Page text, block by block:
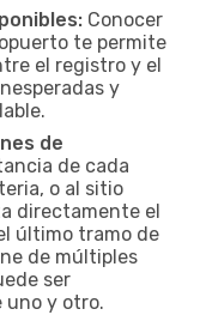
Conocer
te permite
el registro y el
y
de
de cada
o al sitio
directamente el
último tramo de
de múltiples
ser
y otro.